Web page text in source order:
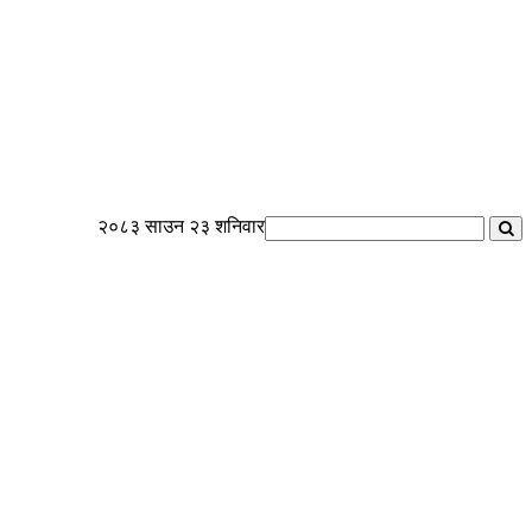
२०८३ साउन २३ शनिवार